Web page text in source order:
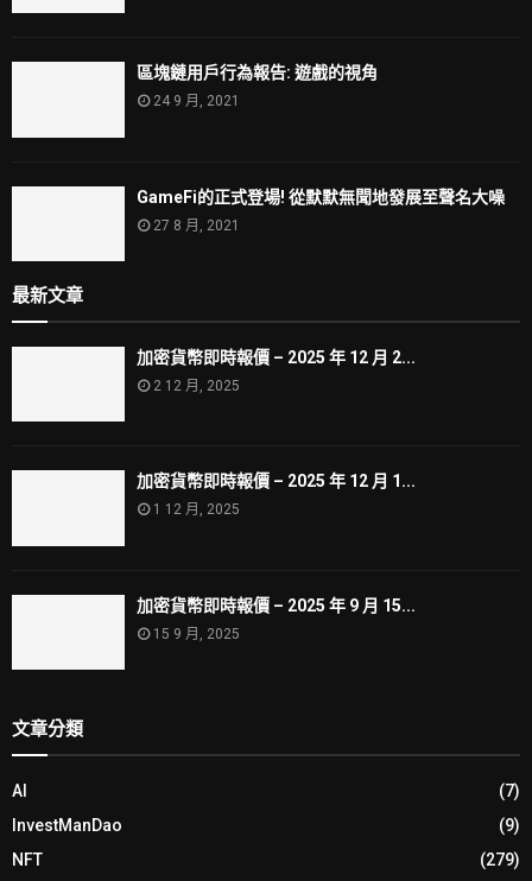
區塊鏈用戶行為報告: 遊戲的視角
24 9 月, 2021
GameFi的正式登場! 從默默無聞地發展至聲名大噪
27 8 月, 2021
最新文章
加密貨幣即時報價 – 2025 年 12 月 2...
2 12 月, 2025
加密貨幣即時報價 – 2025 年 12 月 1...
1 12 月, 2025
加密貨幣即時報價 – 2025 年 9 月 15...
15 9 月, 2025
文章分類
AI
(7)
InvestManDao
(9)
NFT
(279)